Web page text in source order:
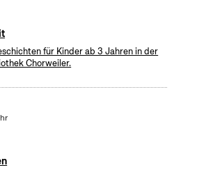
für Kinder ab 3 Jahren in der
Chorweiler.